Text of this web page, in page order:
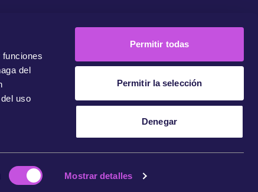
del
uso
Mostrar detalles
Permitir todas
Permitir la selección
Denegar